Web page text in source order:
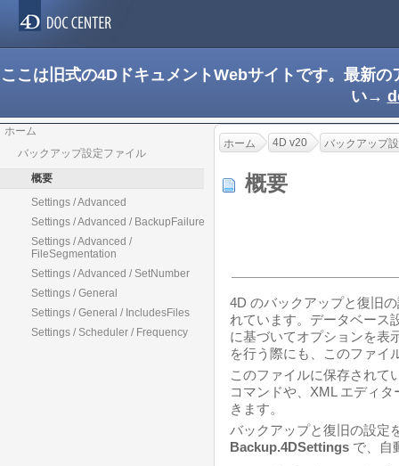
ここは旧式の4DドキュメントWebサイトです。最新
い→
ホーム
バックアップ設定ファイル
概要
Settings / Advanced
Settings / Advanced / BackupFailure
Settings / Advanced /
FileSegmentation
Settings / Advanced / SetNumber
Settings / General
Settings / General / IncludesFiles
Settings / Scheduler / Frequency
ホーム 4D v20 バックアップ
概要
4D のバックアップと復旧
れています。データベース
に基づいてオプションを表
を行う際にも、このファイ
このファイルに保存されて
コマンドや、XML エディ
きます。
バックアップと復旧の設定
Backup.4DSettings で、自